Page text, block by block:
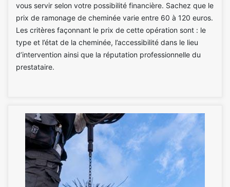
vous servir selon votre possibilité financière. Sachez que le
prix de ramonage de cheminée varie entre 60 à 120 euros.
Les critères façonnant le prix de cette opération sont : le
type et l’état de la cheminée, l’accessibilité dans le lieu
d’intervention ainsi que la réputation professionnelle du
prestataire.